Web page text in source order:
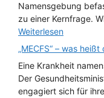
Namensgebung
zu einer Kernfrage.
Weiterlesen
„MECFS“ – was heißt
Eine Krankheit
Der
engagiert sich für